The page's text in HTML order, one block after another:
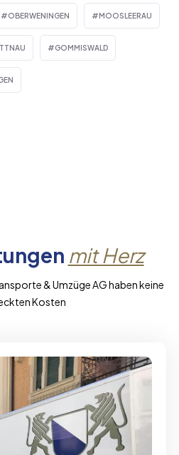
OBERWENINGEN MOOSLEERAU
GOMMISWALD
mit Herz
& Umzüge AG haben keine
Kosten